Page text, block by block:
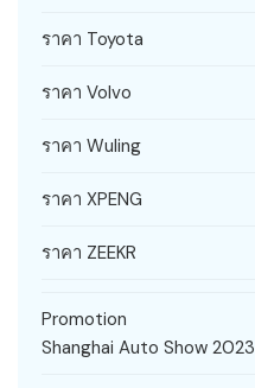
ราคา Toyota
ราคา Volvo
ราคา Wuling
ราคา XPENG
ราคา ZEEKR
Promotion
Shanghai Auto Show 2023